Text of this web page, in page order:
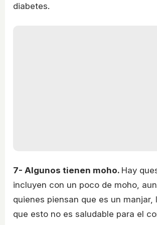
diabetes.
7- Algunos tienen moho. Hay
incluyen con un poco de moho,
quienes piensan que es un manjar,
que esto no es saludable para el